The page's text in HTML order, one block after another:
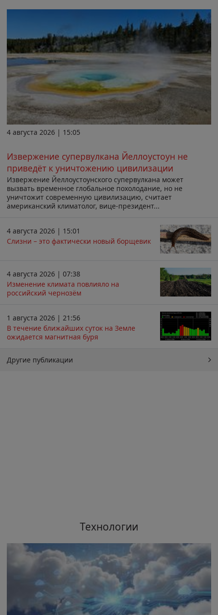
4 августа 2026 | 15:05
Извержение супервулкана Йеллоустоун не
приведёт к уничтожению цивилизации
Извержение Йеллоустоунского супервулкана может
вызвать временное глобальное похолодание, но не
уничтожит современную цивилизацию, считает
американский климатолог, вице-президент...
4 августа 2026 | 15:01
Слизни – это фактически новый борщевик
4 августа 2026 | 07:38
Изменение климата повлияло на
российский чернозём
1 августа 2026 | 21:56
В течение ближайших суток на Земле
ожидается магнитная буря
Другие публикации
Технологии